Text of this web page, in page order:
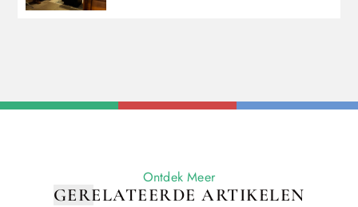
Ontdek Meer
GERELATEERDE ARTIKELEN